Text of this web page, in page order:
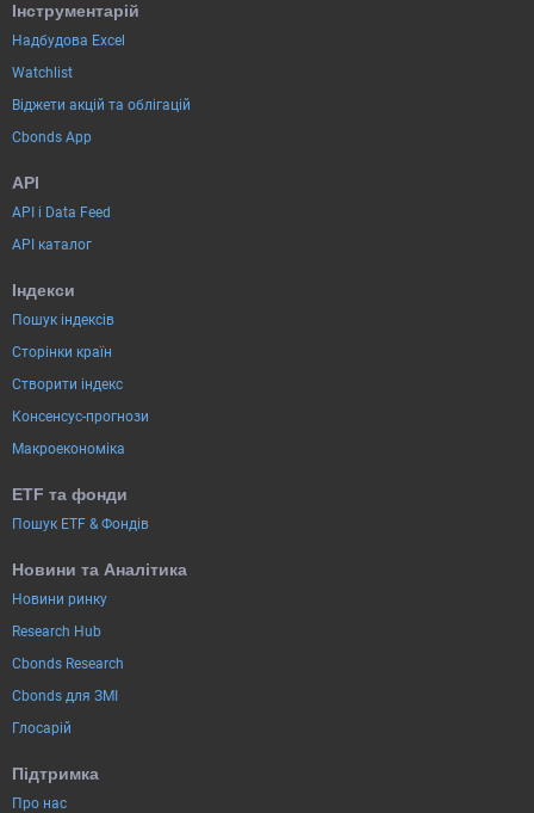
Інструментарій
Надбудова Excel
Watchlist
Віджети акцій та облігацій
Cbonds App
API
API і Data Feed
API каталог
Індекси
Пошук індексів
Сторінки країн
Створити індекс
Консенсус-прогнози
Макроекономіка
ETF та фонди
Пошук ETF & Фондів
Новини та Аналітика
Новини ринку
Research Hub
Cbonds Research
Cbonds для ЗМІ
Глосарій
Підтримка
Про нас